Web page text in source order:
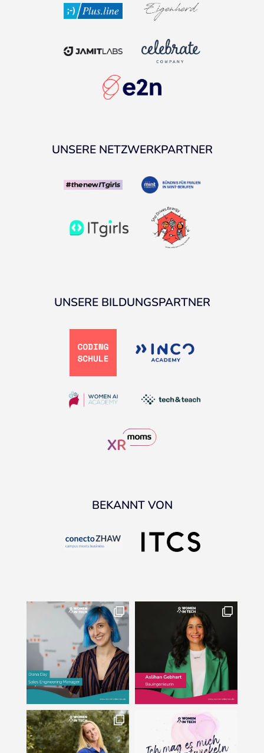
UNSERE NETZWERKPARTNER
UNSERE BILDUNGSPARTNER
BEKANNT VON